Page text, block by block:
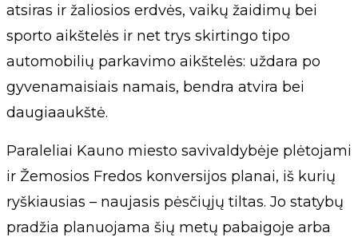
atsiras ir žaliosios erdvės, vaikų žaidimų bei
sporto aikštelės ir net trys skirtingo tipo
automobilių parkavimo aikštelės: uždara po
gyvenamaisiais namais, bendra atvira bei
daugiaaukštė.
Paraleliai Kauno miesto savivaldybėje plėtojami
ir Žemosios Fredos konversijos planai, iš kurių
ryškiausias – naujasis pėsčiųjų tiltas. Jo statybų
pradžia planuojama šių metų pabaigoje arba